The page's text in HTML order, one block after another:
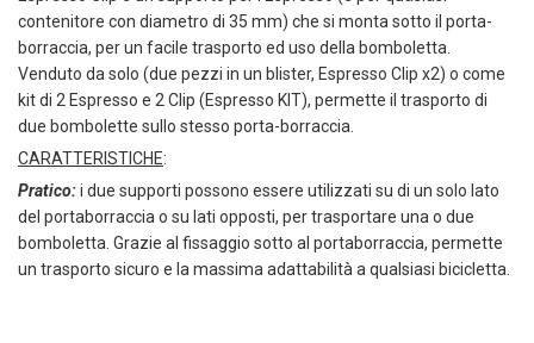
contenitore con diametro di 35 mm) che si monta sotto il porta-
borraccia, per un facile trasporto ed uso della bomboletta.
Venduto da solo (due pezzi in un blister, Espresso Clip x2) o come
kit di 2 Espresso e 2 Clip (Espresso KIT), permette il trasporto di
due bombolette sullo stesso porta-borraccia.
CARATTERISTICHE:
Pratico:i due supporti possono essere utilizzati su di un solo lato
del portaborraccia o su lati opposti, per trasportare una o due
bomboletta. Grazie al fissaggio sotto al portaborraccia, permette
un trasporto sicuro e la massima adattabilità a qualsiasi bicicletta.